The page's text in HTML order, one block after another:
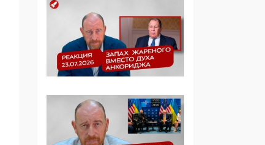
05:08, 15 Мая 2026
Эзотерика,
инфоцыганство и
лженаука под ширмой
защиты традиционных
ценностей: кто и с чем
выступал на форуме
«Россия 809. Традиции
будущего»